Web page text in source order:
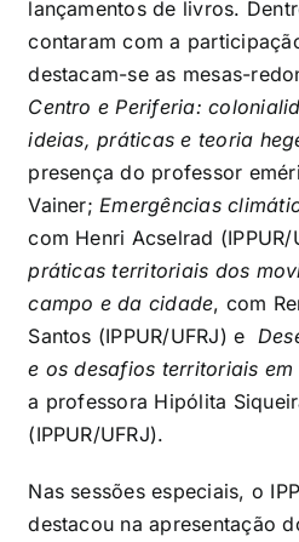
lançamentos de livros.
contaram com a
destacam-se as mesas-
Centro e Periferia:
ideias, práticas e teoria
presença do professor
Vainer;Emergências
com Henri Acselrad
práticas territoriais dos
campo e da cidade, com
Santos (IPPUR/UFRJ) e
e os desafios territoriais
a professora Hipólita
(IPPUR/UFRJ).
Nas sessões especiais, o
destacou na apresentação